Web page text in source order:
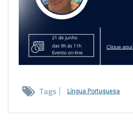
Tags Língua Portuguesa